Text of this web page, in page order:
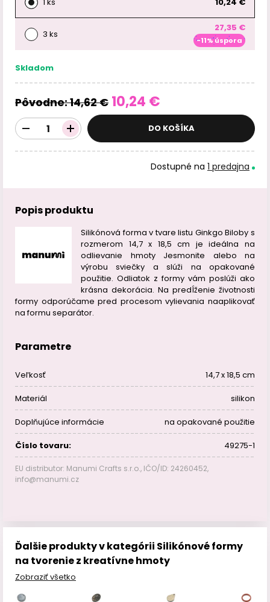
3 ks
27,35 €
-11% úspora
Skladom
Pôvodne:14,62 € 10,24 €
DO KOŠÍKA
Dostupné na 1 predajna
Popis produktu
Silikónová forma v tvare listu Ginkgo Biloby s
rozmerom 14,7 x 18,5 cm je ideálna na
odlievanie hmoty Jesmonite alebo na
výrobu sviečky a slúži na opakované
použitie. Odliatok z formy vám poslúži ako
krásna dekorácia. Na predĺženie životnosti
formy odporúčame pred procesom vylievania naaplikovať
na formu separátor.
Parametre
Veľkosť 14,7 x 18,5 cm
Materiál silikon
Doplňujúce informácie na opakované použitie
Číslo tovaru: 49275-1
EU distributor: Manumi Crafts s.r.o., IČO/ID: 24260452,
info@manumi.cz
Ďalšie produkty v kategórii Silikónové formy
na tvorenie z kreatívne hmoty
Zobraziť všetko